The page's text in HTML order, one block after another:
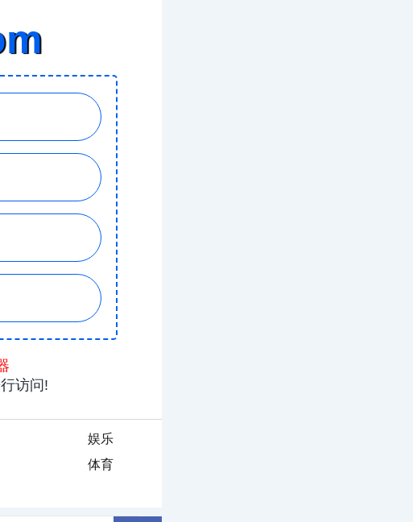
娱乐
体育